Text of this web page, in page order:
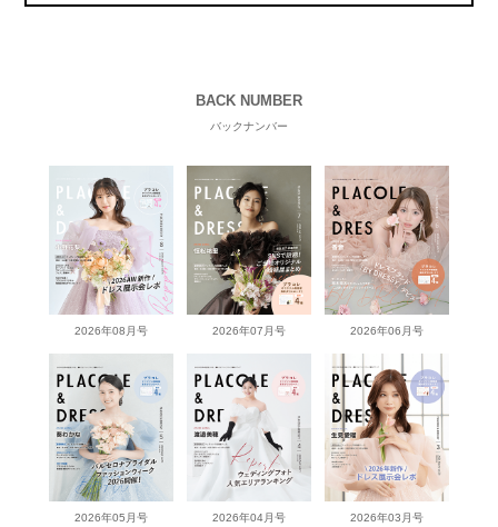
BACK NUMBER
バックナンバー
2026年08月号 2026年07月号 2026年06月号
2026年05月号 2026年04月号 2026年03月号